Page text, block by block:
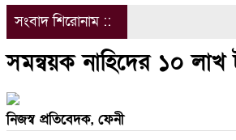
সংবাদ শিরোনাম ::
সমন্বয়ক নাহিদের ১০
নিজস্ব প্রতিবেদক, ফেনী